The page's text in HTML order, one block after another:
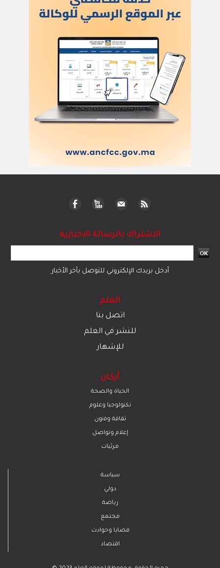
للإشهار
أركان
الحياة والصحة
تكنولوجيا وعلوم
ﺛﻘﺎﻓﺔ وﻓﻧون
إعلام وتواصل
مرئيات
دولي
رياضة
اقتصاد
© 2023 جميع الحقوق محفوظة لموقع العلم
تبادل المحتوى